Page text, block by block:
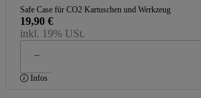
Safe Case für CO2 Kartuschen und Werkzeug
19,90 €
inkl. 19% USt.
Infos